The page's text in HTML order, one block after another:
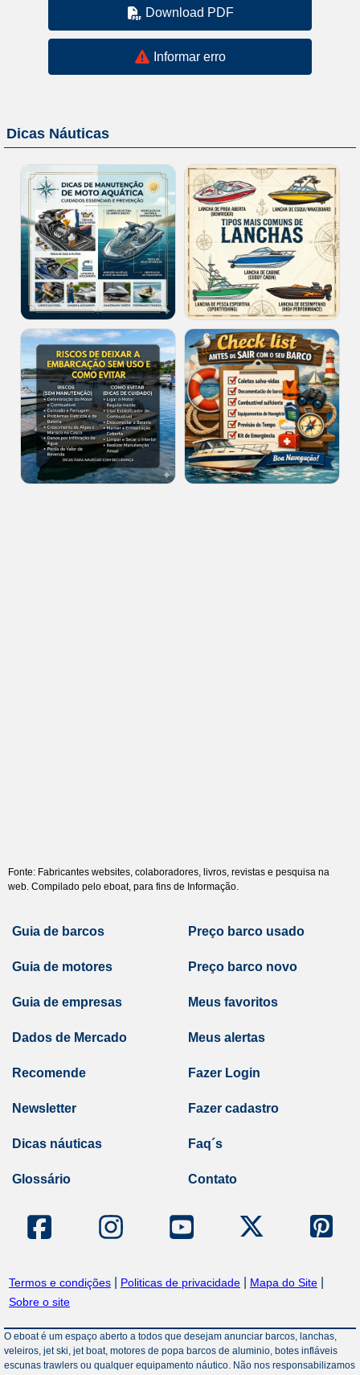
Download PDF
Informar erro
Dicas Náuticas
Fonte: Fabricantes websites, colaboradores, livros, revistas e pesquisa na
web. Compilado pelo eboat, para fins de Informação.
Guia de barcos
Guia de motores
Guia de empresas
Dados de Mercado
Preço barco usado
Preço barco novo
Meus favoritos
Meus alertas
Recomende
Newsletter
Dicas náuticas
Glossário
Fazer Login
Fazer cadastro
Faq´s
Contato
Termos e condições Politicas de privacidade Mapa do Site
Sobre o site
O eboat é um espaço aberto a todos que desejam anunciar barcos, lanchas,
veleiros, jet ski, jet boat, motores de popa barcos de aluminio, botes infláveis
escunas trawlers ou qualquer equipamento náutico. Não nos responsabilizamos